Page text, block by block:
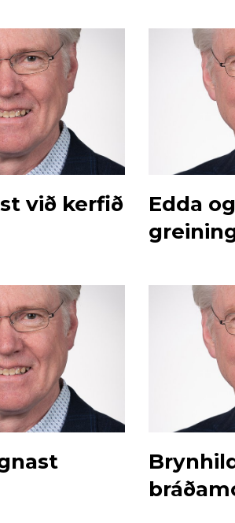
við kerfið
Edda